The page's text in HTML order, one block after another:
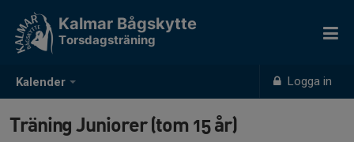
Kalender Logga in
Kalmar Bågskytte
Torsdagsträning
Träning Juniorer (tom 15 år)